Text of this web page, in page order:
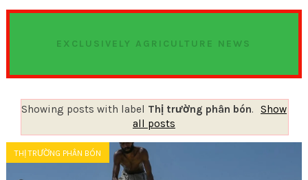
EXCLUSIVELY AGRICULTURE NEWS
Showing posts with label Thị trường phân bón.
Show
all posts
THỊ TRƯỜNG PHÂN BÓN